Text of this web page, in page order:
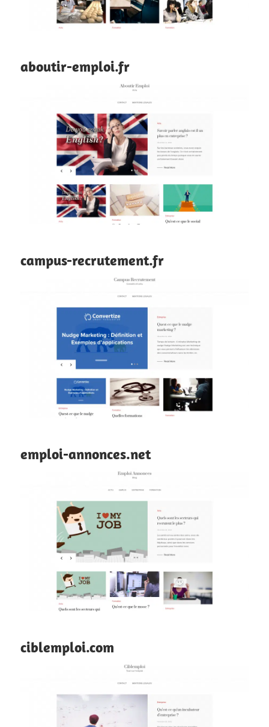
aboutir-emploi.fr
campus-recrutement.fr
emploi-annonces.net
ciblemploi.com